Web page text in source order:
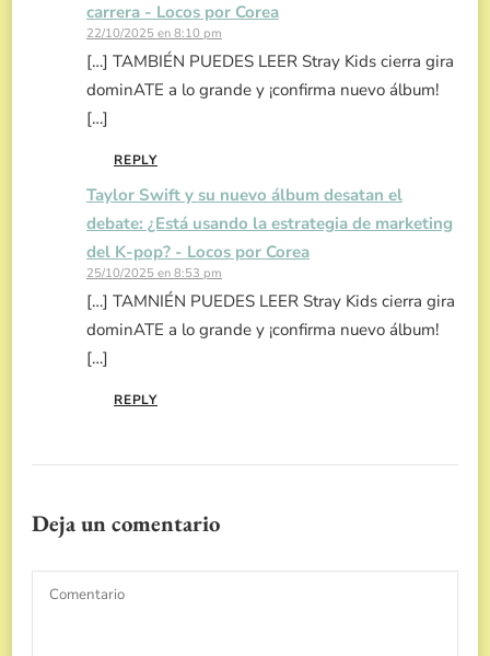
carrera - Locos por Corea
22/10/2025 en 8:10 pm
[…] TAMBIÉN PUEDES LEER Stray Kids cierra gira
dominATE a lo grande y ¡confirma nuevo álbum!
[…]
REPLY
Taylor Swift y su nuevo álbum desatan el
debate: ¿Está usando la estrategia de marketing
del K-pop? - Locos por Corea
25/10/2025 en 8:53 pm
[…] TAMNIÉN PUEDES LEER Stray Kids cierra gira
dominATE a lo grande y ¡confirma nuevo álbum!
[…]
REPLY
Deja un comentario